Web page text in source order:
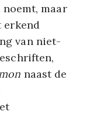
maar
erkend
van niet-
naast de